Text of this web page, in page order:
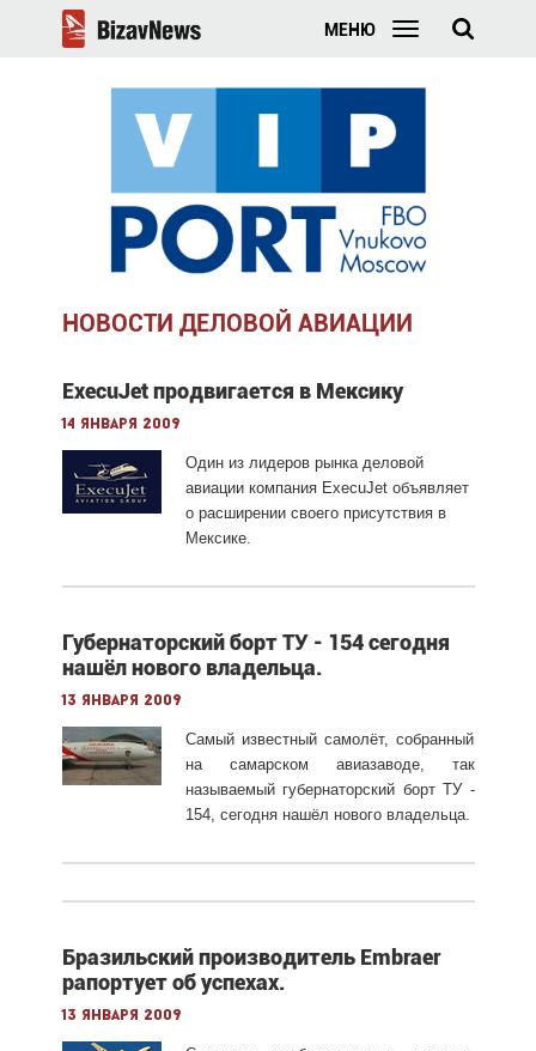
МЕНЮ
НОВОСТИ ДЕЛОВОЙ АВИАЦИИ
ExecuJet продвигается в Мексику
14 января 2009
Один из лидеров рынка деловой
авиации компания ExecuJet объявляет
о расширении своего присутствия в
Мексике.
Губернаторский борт ТУ - 154 сегодня
нашёл нового владельца.
13 января 2009
Самый известный самолёт, собранный
на самарском авиазаводе, так
называемый губернаторский борт ТУ -
154, сегодня нашёл нового владельца.
Бразильский производитель Embraer
рапортует об успехах.
13 января 2009